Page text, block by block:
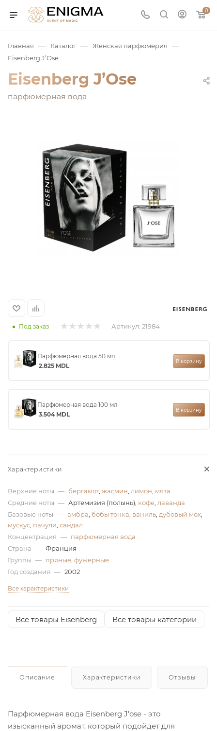
0
/ Нишевая
сертификат
Главная — Каталог — Женская парфюмерия —
Eisenberg J’Ose
Eisenberg J’Ose
парфюмерная вода
Под заказ Артикул: 21984
Парфюмерная вода 50 мл
2.825 MDL
В корзину
Парфюмерная вода 100 мл
3.504MDL
В корзину
Характеристики
Верхние ноты — бергамот, жасмин лимон мята
Средние ноты — Артемизия (полынь), кофе лаванда
Базовые ноты — амбра бобы тонка ваниль дубовый мох
мускус пачули сандал
Концентрация — парфюмерная вода
Страна — Франция
Группы — пряные фужерные
Год создания — 2002
Все характеристики
Все товары Eisenberg Все товары категории
Описание Характеристики Отзывы
Парфюмерная вода Eisenberg J'ose - это
изысканный аромат, который подойдет для